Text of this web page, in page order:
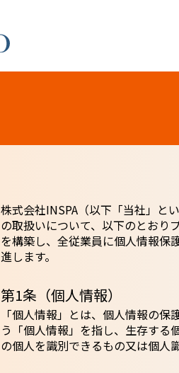
株式会社INSPA（以下「当社」と
の取扱いについて、以下のとおり
を構築し、全従業員に個人情報保
進します。
第1条（個人情報）
「個人情報」とは、個人情報の
う「個人情報」を指し、生存する
の個人を識別できるもの又は個人